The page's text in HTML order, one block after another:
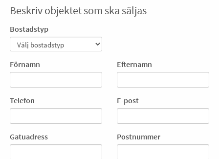
Beskriv objektet som ska säljas
Bostadstyp
Förnamn Efternamn
Telefon E-post
Gatuadress Postnummer